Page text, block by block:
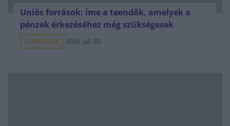
Uniós források: íme a teendők, amelyek a
pénzek érkezéséhez még szükségesek
ELEMZÉSEK 2026. júl. 20.